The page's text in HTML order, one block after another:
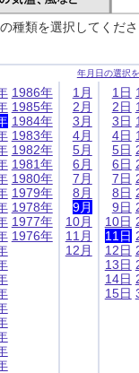
種類を選択してくだ
年月日の選択
1986年
1985年
1984年
1983年
1982年
1981年
1980年
1979年
1978年
1977年
1976年
1月
2月
3月
4月
5月
6月
7月
8月
9月
10月
11月
12月
1日
2日
3日
4日
5日
6日
7日
8日
9日
10日
11日
12日
13日
14日
15日